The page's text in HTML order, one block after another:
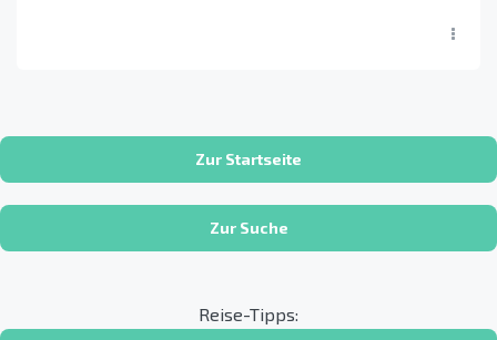
Zur Startseite
Zur Suche
Reise-Tipps: